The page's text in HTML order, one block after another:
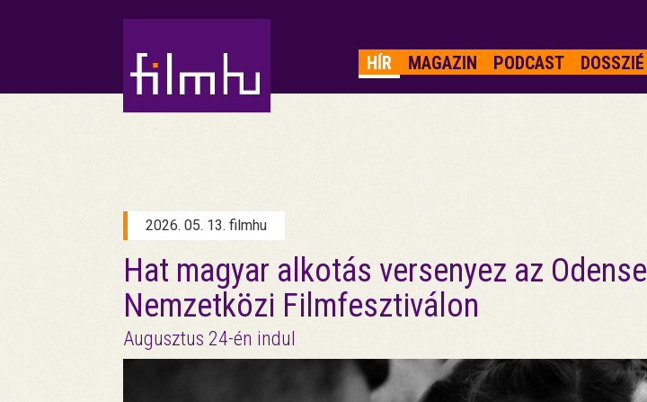
HÍR MAGAZIN PODCAST DOSSZIÉ
2026. 05. 13. filmhu
Hat magyar alkotás versenyez az Odense
Nemzetközi Filmfesztiválon
Augusztus 24-én indul